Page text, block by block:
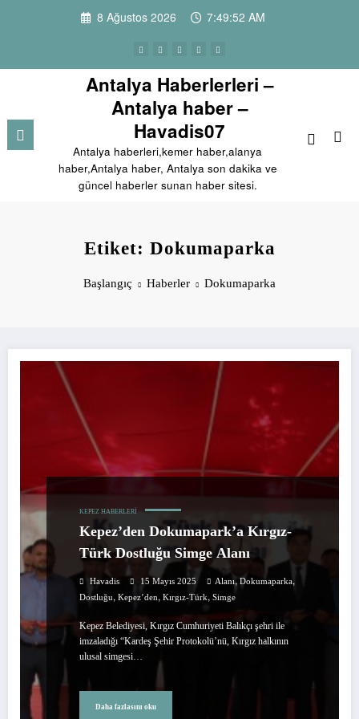
8 Ağustos 2026 7:49:52 AM
Antalya Haberlerleri –
Antalya haber –
Havadis07
Antalya haberleri,kemer haber,alanya
haber,Antalya haber, Antalya son dakika ve
güncel haberler sunan haber sitesi.
Etiket: Dokumaparka
Başlangıç Haberler Dokumaparka
KEPEZ HABERLERI
Kepez’den Dokumapark’a Kırgız-
Türk Dostluğu Simge Alanı
Havadis 15 Mayıs 2025 Alanı, Dokumaparka,
Dostluğu, Kepez’den, Kırgız-Türk, Simge
Kepez Belediyesi, Kırgız Cumhuriyeti Balıkçı şehri ile
imzaladığı “Kardeş Şehir Protokolü’nü, Kırgız halkının
ulusal simgesi…
Daha fazlasını oku